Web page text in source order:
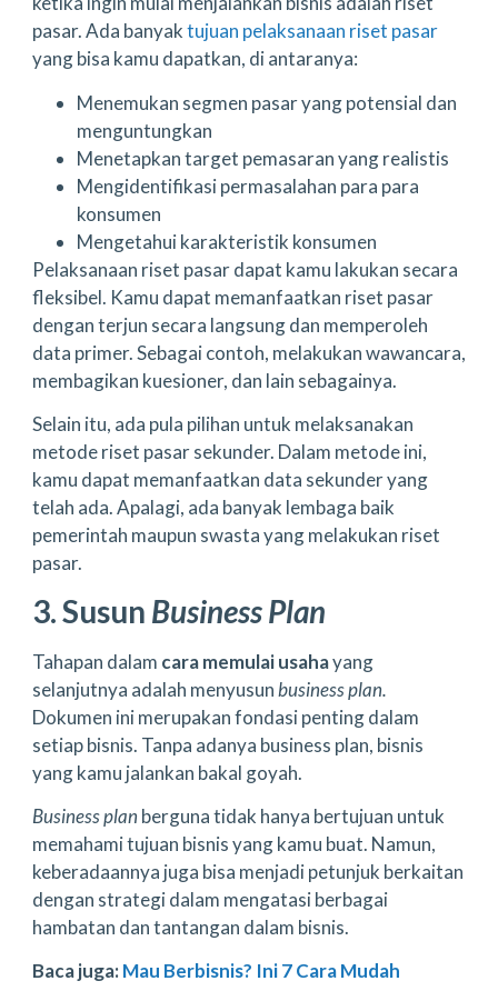
pasar. Ada banyaktujuan pelaksanaan riset pasar
yang bisa kamu dapatkan, di antaranya:
Menemukan segmen pasar yang potensial dan
menguntungkan
Menetapkan target pemasaran yang realistis
Mengidentifikasi permasalahan para para
konsumen
Mengetahui karakteristik konsumen
Pelaksanaan riset pasar dapat kamu lakukan secara
fleksibel. Kamu dapat memanfaatkan riset pasar
dengan terjun secara langsung dan memperoleh
data primer. Sebagai contoh, melakukan wawancara,
membagikan kuesioner, dan lain sebagainya.
Selain itu, ada pula pilihan untuk melaksanakan
metode riset pasar sekunder. Dalam metode ini,
kamu dapat memanfaatkan data sekunder yang
telah ada. Apalagi, ada banyak lembaga baik
pemerintah maupun swasta yang melakukan riset
pasar.
3. Susun Business Plan
Tahapan dalam cara memulai usahayang
selanjutnya adalah menyusunbusiness plan.
Dokumen ini merupakan fondasi penting dalam
setiap bisnis. Tanpa adanya business plan, bisnis
yang kamu jalankan bakal goyah.
Business plan berguna tidak hanya bertujuan untuk
memahami tujuan bisnis yang kamu buat. Namun,
keberadaannya juga bisa menjadi petunjuk berkaitan
dengan strategi dalam mengatasi berbagai
hambatan dan tantangan dalam bisnis.
Baca juga:Mau Berbisnis? Ini 7 Cara Mudah